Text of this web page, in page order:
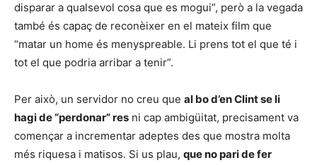
disparar a qualsevol cosa que es mogui”, però a la vegada
també és capaç de reconèixer en el mateix film que
“matar un home és menyspreable. Li prens tot el que té i
tot el que podria arribar a tenir”.
Per això, un servidor no creu que al bo d’en Clint se li
hagi de “perdonar” res ni cap ambigüitat, precisament va
començar a incrementar adeptes des que mostra molta
més riquesa i matisos. Si us plau, que no pari de fer